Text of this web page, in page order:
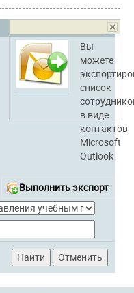
Вы
можете
список
в виде
контактов
Microsoft
Outlook
Выполнить экспорт